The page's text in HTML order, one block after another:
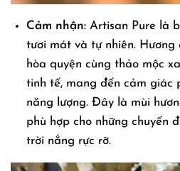
Cảm nhận: Artisan Pure là
tươi mát và tự nhiên. Hương
hòa quyện cùng thảo mộc
tinh tế, mang đến cảm giác
năng lượng. Đây là mùi
phù hợp cho những chuyến
trời nắng rực rỡ.